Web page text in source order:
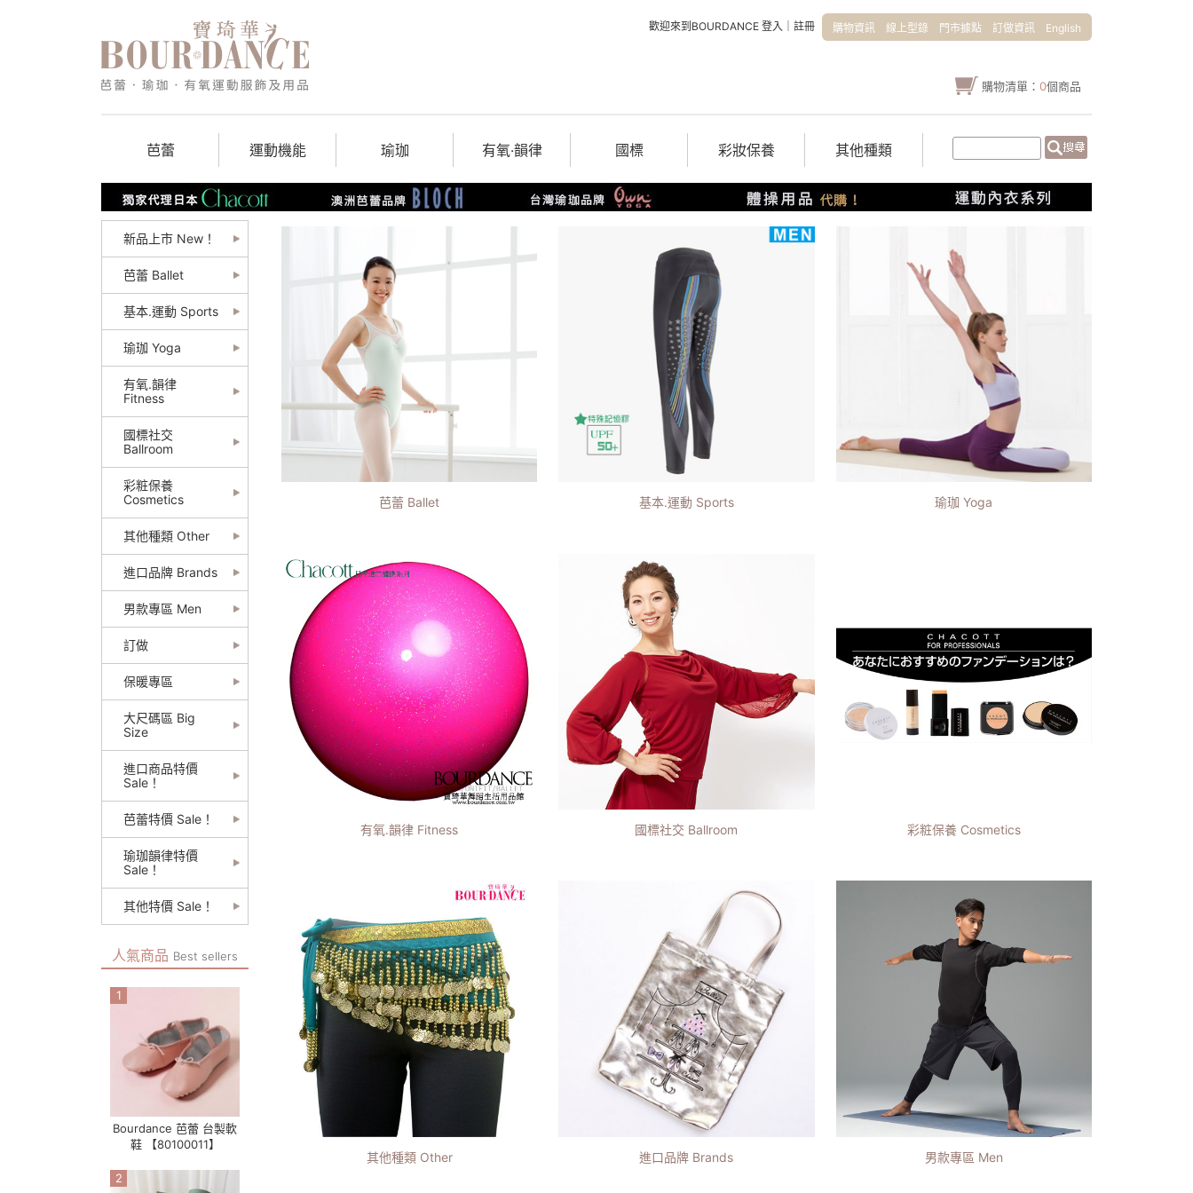
購物資訊 線上型錄 門市據點 訂做資訊 English
歡迎來到BOURDANCE 登入 註冊
購物清單： 0個商品
芭蕾 運動機能 瑜珈 有氧‧韻律 國標 彩妝保養 其他種類
新品上市 New！
芭蕾 Ballet
基本.運動 Sports
瑜珈 Yoga
有氧.韻律
Fitness
國標社交
Ballroom
彩粧保養
Cosmetics
其他種類 Other
進口品牌 Brands
男款專區 Men
訂做
保暖專區
大尺碼區 Big
Size
進口商品特價
Sale！
芭蕾特價 Sale！
瑜珈韻律特價
Sale！
其他特價 Sale！
人氣商品 Best sellers
1
Bourdance 芭蕾 台製軟
鞋 【80100011】
2
芭蕾 Ballet 基本.運動 Sports 瑜珈 Yoga
有氧.韻律 Fitness 國標社交 Ballroom 彩粧保養 Cosmetics
其他種類 Other 進口品牌 Brands 男款專區 Men